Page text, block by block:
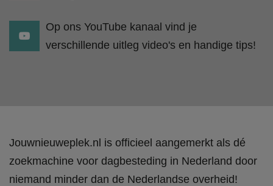
Op ons YouTube kanaal vind je
verschillende uitleg video's en handige tips!
Jouwnieuweplek.nl is officieel aangemerkt als dé
zoekmachine voor dagbesteding in Nederland door
niemand minder dan de Nederlandse overheid!